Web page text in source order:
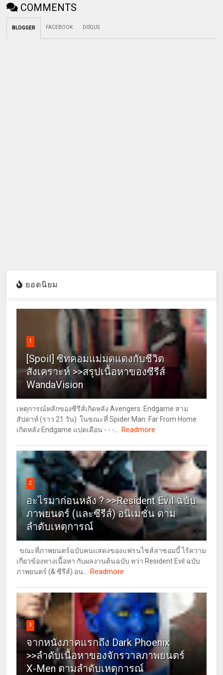
COMMENTS
BLOGGER FACEBOOK DISQUS
ยอดนิยม
1
[Spoil] ซิทคอมแม่มดแดงกับชีวิต
สังเคราะห์ >>สรุปเนื้อหาของซีรีส์
WandaVision
เหตุการณ์หลักของซีรีส์เกิดหลัง Avengers: Endgame สาม
สัปดาห์ (ราว 21 วัน) ในขณะที่ Spider Man: Far From Home
เกิดหลัง Endgame แปดเดือน - - -...
Readmore
2
อะไรมาก่อนหลัง ? >>Resident Evil ฉบับ
ภาพยนตร์ (และซีรีส์) อนิเมชั่น ตาม
ลำดับเหตุการณ์
ขณะที่ภาพยนตร์ฉบับคนแสดงของแฟรนไชส์ล่าซอมบี้ ไร้ความ
เกี่ยวข้องทางเนื้อหา กับผลงานต้นฉบับ ทว่า Resident Evil ฉบับ
ภาพยนตร์ (& ซีรีส์) อน...
Readmore
3
จากหนังภาคแรกถึง Dark Phoenix
>>ลำดับเนื้อหาของจักรวาลภาพยนตร์
X-Men ตามลำดับเหตุการณ์